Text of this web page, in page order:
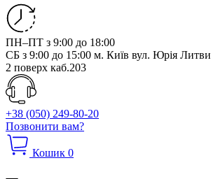
ПН–ПТ з 9:00 до 18:00
СБ з 9:00 до 15:00 м. Київ вул. Юрія
2 поверх каб.203
+38 (050) 249-80-20
Позвонити вам?
Кошик 0